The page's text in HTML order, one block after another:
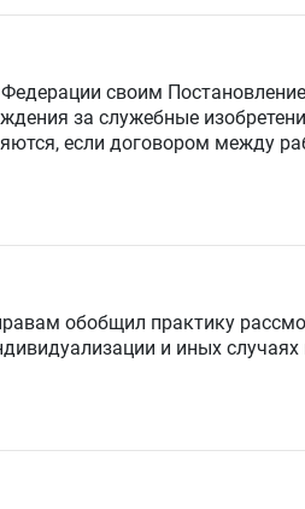
Федерации своим
за служебные
если договором между
обобщил практику
и иных